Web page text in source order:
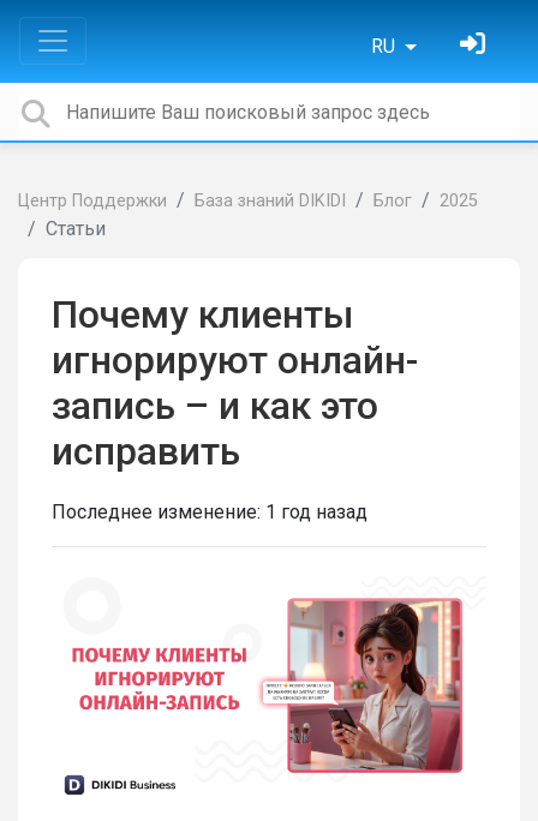
RU
Центр Поддержки База знаний DIKIDI Блог 2025
Статьи
Почему клиенты
игнорируют онлайн-
запись – и как это
исправить
Последнее изменение: 1 год назад